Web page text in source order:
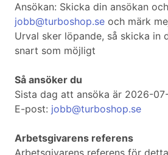
Ansökan: Skicka din ansökan
jobb@turboshop.se och märk
Urval sker löpande, så skicka in
snart som möjligt
Så ansöker du
Sista dag att ansöka är 2026-
E-post: jobb@turboshop.se
Arbetsgivarens referens